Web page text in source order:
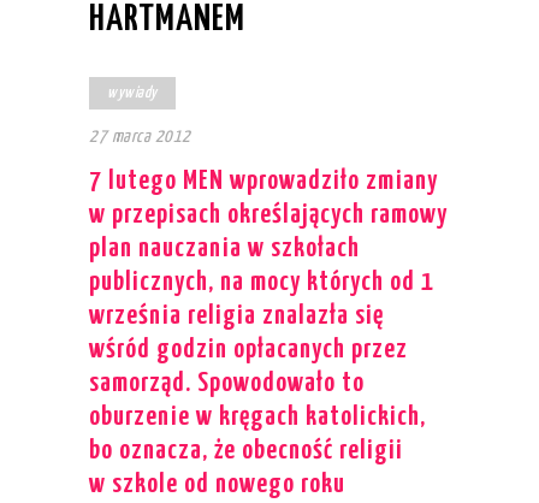
HARTMANEM
wywiady
27 marca 2012
7 lutego MEN wprowadziło zmiany
w przepisach określających ramowy
plan nauczania w szkołach
publicznych, na mocy których od 1
września religia znalazła się
wśród godzin opłacanych przez
samorząd. Spowodowało to
oburzenie w kręgach katolickich,
bo oznacza, że obecność religii
w szkole od nowego roku